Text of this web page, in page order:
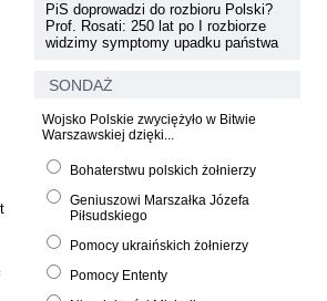
PiS doprowadzi do rozbioru Polski?
Prof. Rosati: 250 lat po I rozbiorze
widzimy symptomy upadku państwa
SONDAŻ
Wojsko Polskie zwyciężyło w Bitwie
Warszawskiej dzięki...
Bohaterstwu polskich żołnierzy
Geniuszowi Marszałka Józefa
Piłsudskiego
Pomocy ukraińskich żołnierzy
Pomocy Ententy